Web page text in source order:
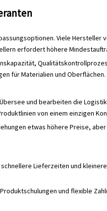
Viele
erfordert höhere
für Materialien und Oberflächen.
und bearbeiten die
von einem einzigen
etwas höhere Preise,
Lieferzeiten und
und flexible